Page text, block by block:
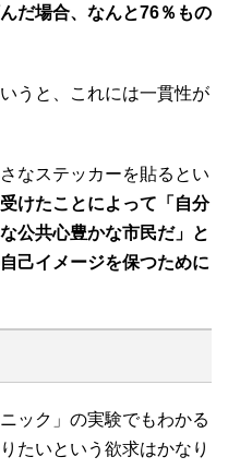
だ場合、なんと76％もの
うと、これには一貫性が
なステッカーを貼るとい
けたことによって「自分
公共心豊かな市民だ」と
己イメージを保つために
ック」の実験でもわかる
たいという欲求はかなり